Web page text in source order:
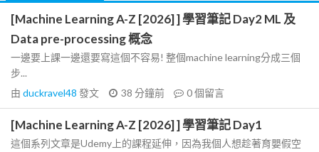
[Machine Learning A-Z [2026] ] 學習筆記 Day2 ML 及
Data pre-processing 概念
一邊要上課一邊還要寫這個不容易! 整個machine learning分成三個
步...
由 duckravel48 發文 38 分鐘前 0個留言
[Machine Learning A-Z [2026] ] 學習筆記 Day1
這個系列文章是Udemy上的課程延伸，因為我個人想趁著育嬰假空